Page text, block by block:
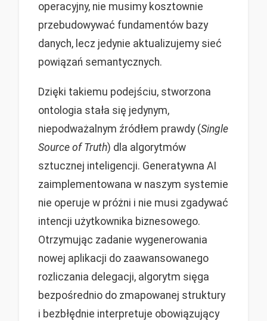
operacyjny, nie musimy kosztownie
przebudowywać fundamentów bazy
danych, lecz jedynie aktualizujemy sieć
powiązań semantycznych.
Dzięki takiemu podejściu, stworzona
ontologia stała się jedynym,
niepodważalnym źródłem prawdy (Single
Source of Truth) dla algorytmów
sztucznej inteligencji. Generatywna AI
zaimplementowana w naszym systemie
nie operuje w próżni i nie musi zgadywać
intencji użytkownika biznesowego.
Otrzymując zadanie wygenerowania
nowej aplikacji do zaawansowanego
rozliczania delegacji, algorytm sięga
bezpośrednio do zmapowanej struktury
i bezbłędnie interpretuje obowiązujący